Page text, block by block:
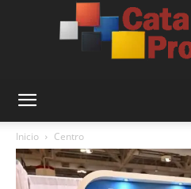
Inicio Centro